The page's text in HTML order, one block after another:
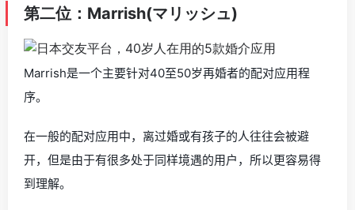
第二位：Marrish(マリッシュ)
Marrish是一个主要针对40至50岁再婚者的配对应用程
序。
在一般的配对应用中，离过婚或有孩子的人往往会被避
开，但是由于有很多处于同样境遇的用户，所以更容易得
到理解。